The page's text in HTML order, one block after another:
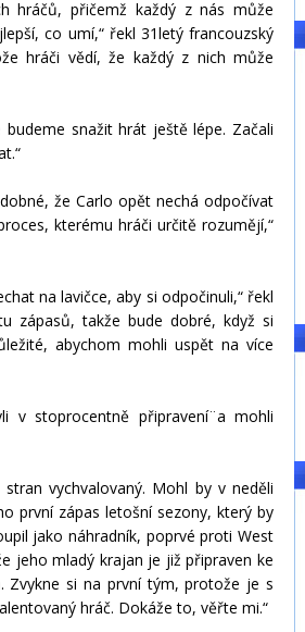
hráčů, přičemž každý z nás může
co umí,“ řekl 31letý francouzský
hráči vědí, že každý z nich může
snažit hrát ještě lépe. Začali
že Carlo opět nechá odpočívat
kterému hráči určitě rozumějí,“
na lavičce, aby si odpočinuli,“ řekl
zápasů, takže bude dobré, když si
abychom mohli uspět na více
v stoprocentně připravení¨a mohli
vychvalovaný. Mohl by v neděli
první zápas letošní sezony, který by
jako náhradník, poprvé proti West
jeho mladý krajan je již připraven ke
Zvykne si na první tým, protože je s
hráč. Dokáže to, věřte mi.“